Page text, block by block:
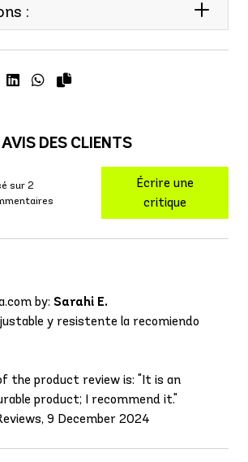
:
AVIS DES CLIENTS
sur 2
Écrire une
critique
by: Sarahi E.
y resistente la recomiendo
the product review is: "It is an
product; I recommend it."
9 December 2024